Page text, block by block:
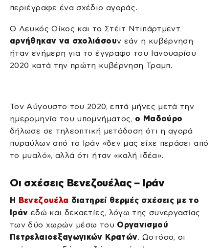
περιέγραφε ένα σχέδιο αγοράς.
Ο Λευκός Οίκος και το Στέιτ Ντιπάρτμεντ
αρνήθηκαν να σχολιάσουν εάν η κυβέρνηση
ήταν ενήμερη για το έγγραφο του Ιανουαρίου
2020 κατά την πρώτη κυβέρνηση Τραμπ.
Τον Αύγουστο του 2020, επτά μήνες μετά την
ημερομηνία του υπομνήματος, ο Μαδούρο
δήλωσε σε τηλεοπτική μετάδοση ότι η αγορά
πυραύλων από το Ιράν «δεν μας είχε περάσει από
το μυαλό», αλλά ότι ήταν «καλή ιδέα».
Οι σχέσεις Βενεζουέλας – Ιράν
Η Βενεζουέλα διατηρεί θερμές σχέσεις με το
Ιράν εδώ και δεκαετίες, λόγω της συνεργασίας
των δύο χωρών μέσω του Οργανισμού
Πετρελαιοεξαγωγικών Κρατών. Ωστόσο, οι